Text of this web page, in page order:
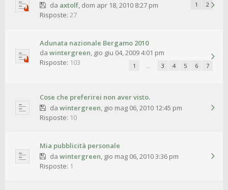
da axtolf, dom apr 18, 2010 8:27 pm 1 2
Risposte: 27
Adunata nazionale Bergamo 2010
da wintergreen, gio giu 04, 2009 4:01 pm
1 … 3 4 5 6 7
Risposte: 103
Cose che preferirei non aver visto.
da wintergreen, gio mag 06, 2010 12:45 pm
Risposte: 10
Mia pubblicità personale
da wintergreen, gio mag 06, 2010 3:36 pm
Risposte: 1